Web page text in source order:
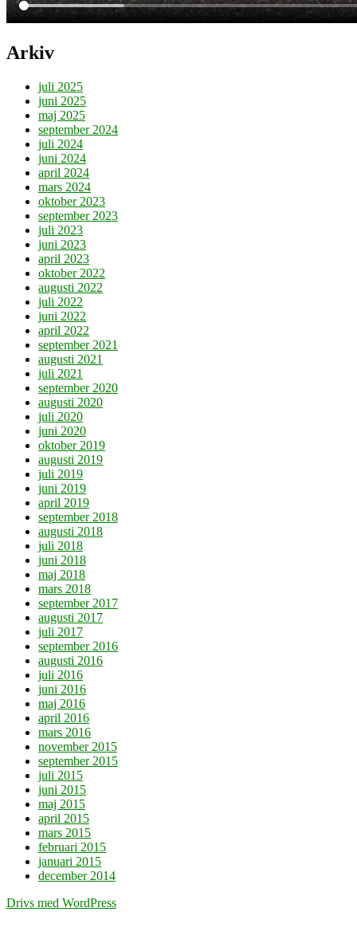
Arkiv
juli 2025
juni 2025
maj 2025
september 2024
juli 2024
juni 2024
april 2024
mars 2024
oktober 2023
september 2023
juli 2023
juni 2023
april 2023
oktober 2022
augusti 2022
juli 2022
juni 2022
april 2022
september 2021
augusti 2021
juli 2021
september 2020
augusti 2020
juli 2020
juni 2020
oktober 2019
augusti 2019
juli 2019
juni 2019
april 2019
september 2018
augusti 2018
juli 2018
juni 2018
maj 2018
mars 2018
september 2017
augusti 2017
juli 2017
september 2016
augusti 2016
juli 2016
juni 2016
maj 2016
april 2016
mars 2016
november 2015
september 2015
juli 2015
juni 2015
maj 2015
april 2015
mars 2015
februari 2015
januari 2015
december 2014
Drivs med WordPress